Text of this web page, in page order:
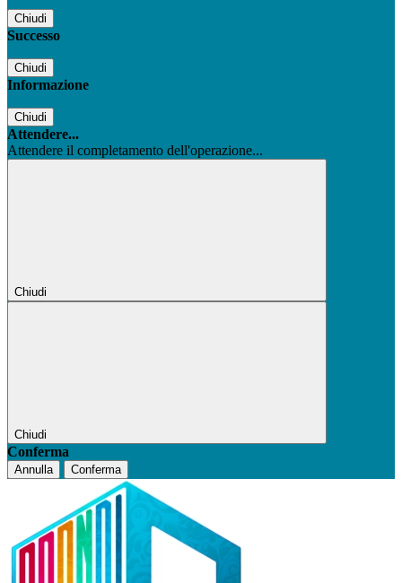
Chiudi
Successo
Chiudi
Informazione
Chiudi
Attendere...
Attendere il completamento dell'operazione...
Chiudi
Chiudi
Conferma
Annulla Conferma